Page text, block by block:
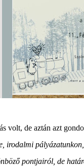
volt, de aztán azt
pontjairól, de